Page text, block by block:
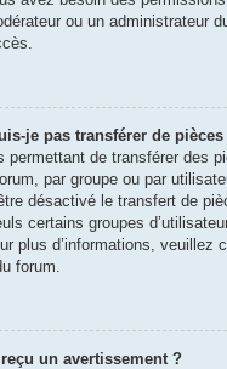
ou un administrateur
je pas transférer de
permettant de transférer des
par groupe ou par
désactivé le transfert de
certains groupes
plus d’informations, veuillez
forum.
un avertissement ?